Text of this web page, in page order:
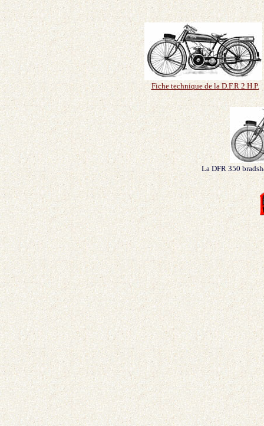
Fiche technique de la D.F.R 2 H.P.
La DFR 350